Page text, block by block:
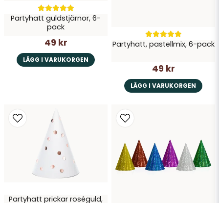
Partyhatt guldstjärnor, 6-
pack
49 kr
LÄGG I VARUKORGEN
Partyhatt, pastellmix, 6-pack
49 kr
LÄGG I VARUKORGEN
Partyhatt prickar roséguld,